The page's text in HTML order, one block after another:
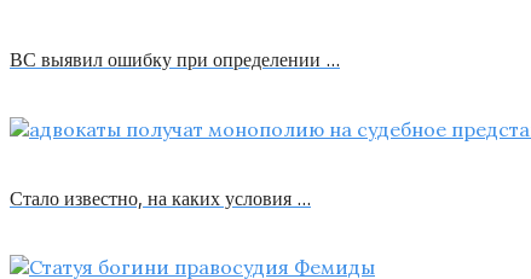
ВС выявил ошибку при определении …
Стало известно, на каких условия …